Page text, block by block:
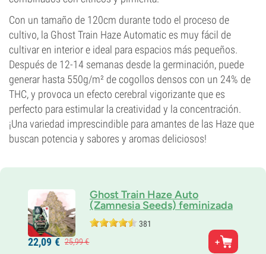
Con un tamaño de 120cm durante todo el proceso de
cultivo, la Ghost Train Haze Automatic es muy fácil de
cultivar en interior e ideal para espacios más pequeños.
Después de 12-14 semanas desde la germinación, puede
generar hasta 550g/m² de cogollos densos con un 24% de
THC, y provoca un efecto cerebral vigorizante que es
perfecto para estimular la creatividad y la concentración.
¡Una variedad imprescindible para amantes de las Haze que
buscan potencia y sabores y aromas deliciosos!
Ghost Train Haze Auto
(Zamnesia Seeds) feminizada
381
Padres
Ghost OG x Nevil's Wreck x Ruderalis
22,09 € 25,99€